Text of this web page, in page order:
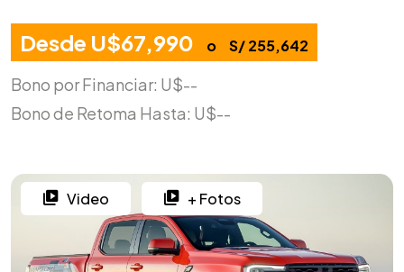
Desde U$67,990 o S/ 255,642
Bono por Financiar: U$--
Bono de Retoma Hasta: U$--
Video + Fotos